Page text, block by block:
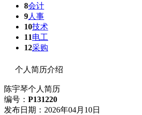
8会计
9人事
10技术
11电工
12采购
个人简历介绍
陈宇琴个人简历
编号： P131220
发布日期：2026年04月10日